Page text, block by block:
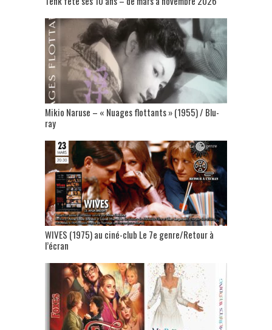
Mikio Naruse – « Nuages flottants » (1955) / Blu-
ray
WIVES (1975) au ciné-club Le 7e genre/Retour à
l’écran